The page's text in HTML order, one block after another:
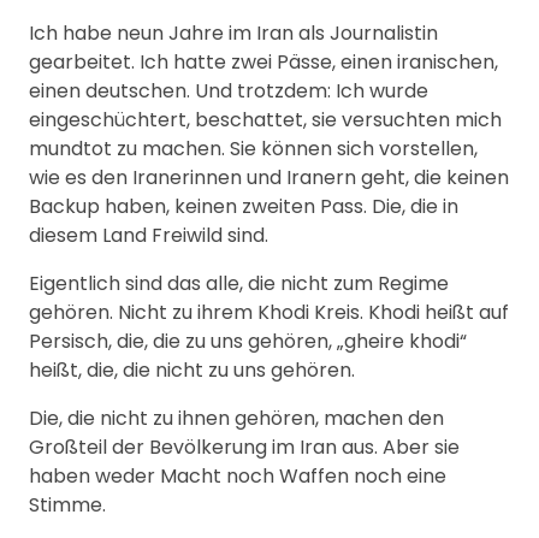
Ich habe neun Jahre im Iran als Journalistin
gearbeitet. Ich hatte zwei Pässe, einen iranischen,
einen deutschen. Und trotzdem: Ich wurde
eingeschüchtert, beschattet, sie versuchten mich
mundtot zu machen. Sie können sich vorstellen,
wie es den Iranerinnen und Iranern geht, die keinen
Backup haben, keinen zweiten Pass. Die, die in
diesem Land Freiwild sind.
Eigentlich sind das alle, die nicht zum Regime
gehören. Nicht zu ihrem Khodi Kreis. Khodi heißt auf
Persisch, die, die zu uns gehören, „gheire khodi“
heißt, die, die nicht zu uns gehören.
Die, die nicht zu ihnen gehören, machen den
Großteil der Bevölkerung im Iran aus. Aber sie
haben weder Macht noch Waffen noch eine
Stimme.